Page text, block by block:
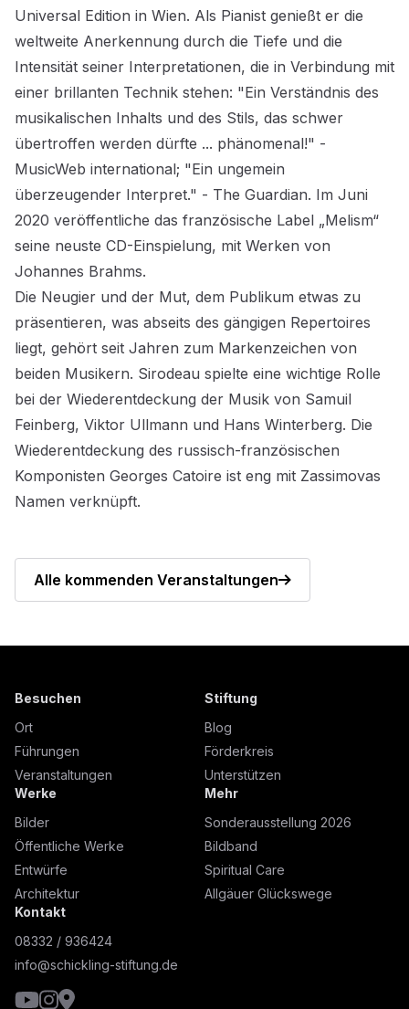
Universal Edition in Wien. Als Pianist genießt er die
weltweite Anerkennung durch die Tiefe und die
Intensität seiner Interpretationen, die in Verbindung mit
einer brillanten Technik stehen: "Ein Verständnis des
musikalischen Inhalts und des Stils, das schwer
übertroffen werden dürfte ... phänomenal!" -
MusicWeb international; "Ein ungemein
überzeugender Interpret." - The Guardian. Im Juni
2020 veröffentliche das französische Label „Melism“
seine neuste CD-Einspielung, mit Werken von
Johannes Brahms.
Die Neugier und der Mut, dem Publikum etwas zu
präsentieren, was abseits des gängigen Repertoires
liegt, gehört seit Jahren zum Markenzeichen von
beiden Musikern. Sirodeau spielte eine wichtige Rolle
bei der Wiederentdeckung der Musik von Samuil
Feinberg, Viktor Ullmann und Hans Winterberg. Die
Wiederentdeckung des russisch-französischen
Komponisten Georges Catoire ist eng mit Zassimovas
Namen verknüpft.
Alle kommenden Veranstaltungen
Besuchen
Ort
Führungen
Veranstaltungen
Stiftung
Blog
Förderkreis
Unterstützen
Werke
Bilder
Öffentliche Werke
Entwürfe
Architektur
Mehr
Sonderausstellung 2026
Bildband
Spiritual Care
Allgäuer Glückswege
Kontakt
08332 / 936424
info@schickling-stiftung.de
YouTube
Instagram
Google Maps